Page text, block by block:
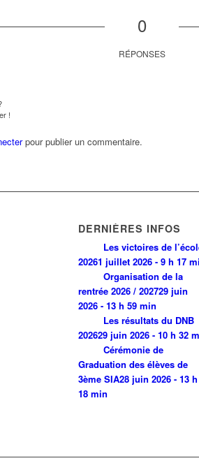
0
RÉPONSES
!
pour publier un commentaire.
DERNIÈRES INFOS
Les victoires de
20261 juillet 2026 - 9 h 17
Organisation de la
rentrée 2026 / 202729 juin
2026 - 13 h 59 min
Les résultats du DNB
202629 juin 2026 - 10 h 32
Cérémonie de
Graduation des élèves de
3ème SIA28 juin 2026 - 13 h
18 min